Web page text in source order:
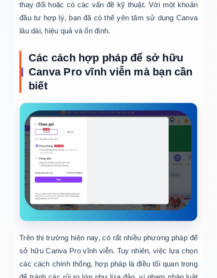
thay đổi hoặc có các vấn đề kỹ thuật. Với một khoản
đầu tư hợp lý, bạn đã có thể yên tâm sử dụng Canva
lâu dài, hiệu quả và ổn định.
Các cách hợp pháp để sở hữu
Canva Pro vĩnh viễn mà bạn cần
biết
Trên thị trường hiện nay, có rất nhiều phương pháp để
sở hữu Canva Pro vĩnh viễn. Tuy nhiên, việc lựa chọn
các cách chính thống, hợp pháp là điều tối quan trọng